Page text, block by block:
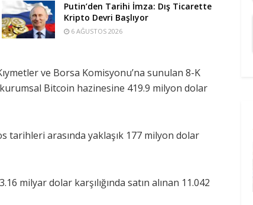
Putin’den Tarihi İmza: Dış Ticarette
Kripto Devri Başlıyor
6 AĞUSTOS 2026
ve Borsa Komisyonu’na sunulan 8-K
Bitcoin hazinesine 419.9 milyon dolar
tarihleri arasında yaklaşık 177 milyon dolar
milyar dolar karşılığında satın alınan 11.042